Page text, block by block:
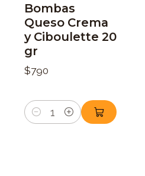
Bombas
Queso Crema
y Ciboulette 20
gr
$790
Cantidad